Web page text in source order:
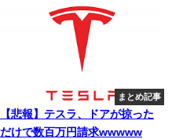
まとめ記事
【悲報】テスラ、ドアが掠った
だけで数百万円請求wwwww